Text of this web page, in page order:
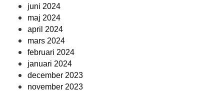
juni 2024
maj 2024
april 2024
mars 2024
februari 2024
januari 2024
december 2023
november 2023